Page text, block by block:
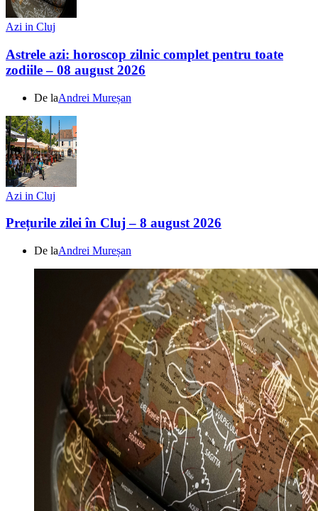
Azi in Cluj
Astrele azi: horoscop zilnic complet pentru toate
zodiile – 08 august 2026
De laAndrei Mureșan
Azi in Cluj
Prețurile zilei în Cluj – 8 august 2026
De laAndrei Mureșan